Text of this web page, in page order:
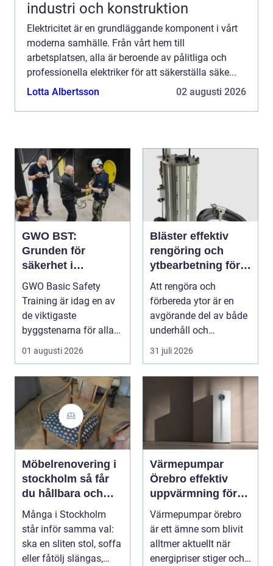
industri och konstruktion
Elektricitet är en grundläggande komponent i vårt
moderna samhälle. Från vårt hem till
arbetsplatsen, alla är beroende av pålitliga och
professionella elektriker för att säkerställa säke...
Lotta Albertsson
02 augusti 2026
GWO BST:
Grunden för
säkerhet i
vindkraftsbransche
n
GWO Basic Safety
Training är idag en av
de viktigaste
byggstenarna för alla
som vill arbet...
01 augusti 2026
Bläster effektiv
rengöring och
ytbearbetning för
proffs och
hantverkare
Att rengöra och
förbereda ytor är en
avgörande del av både
underhåll och
renovering. Färg, rost,
smu...
31 juli 2026
Möbelrenovering i
stockholm så får
du hållbara och
vackra möbler
Många i Stockholm
står inför samma val:
ska en sliten stol, soffa
eller fåtölj slängas,
Värmepumpar
Örebro effektiv
uppvärmning för
hus och fastigheter
Värmepumpar örebro
är ett ämne som blivit
alltmer aktuellt när
energipriser stiger och